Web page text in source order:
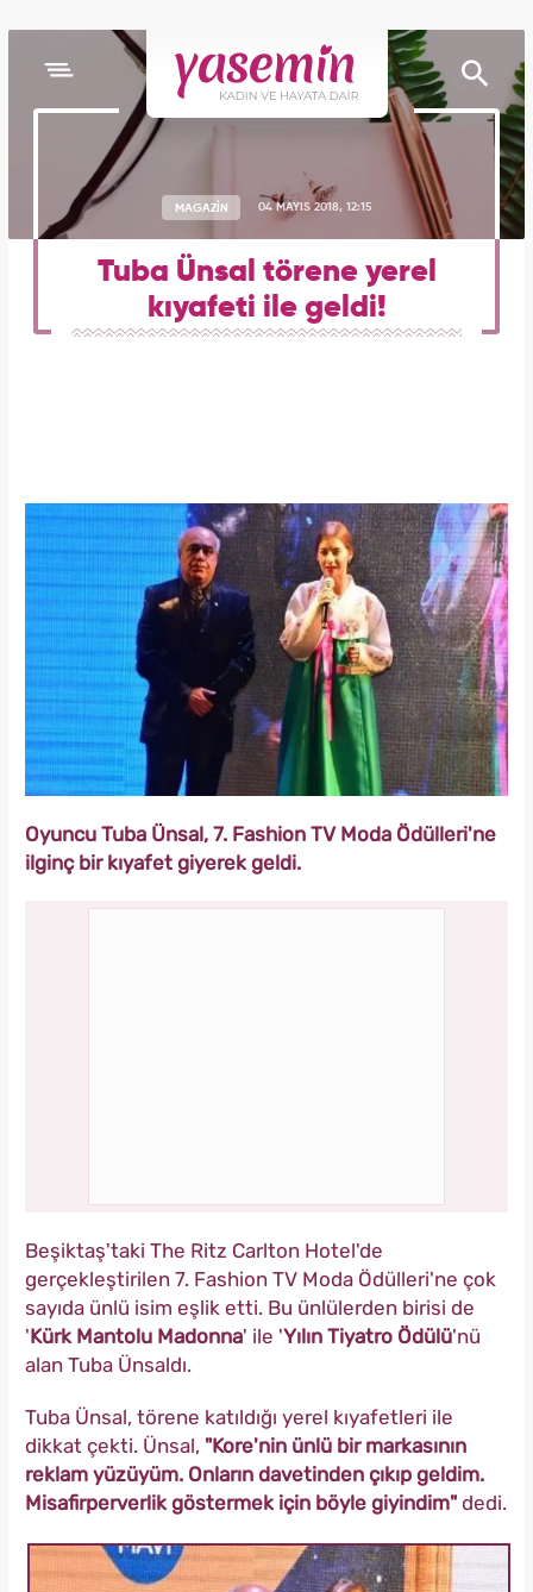
MAGAZİN 04 MAYIS 2018, 12:15
Tuba Ünsal törene yerel
kıyafeti ile geldi!
Oyuncu Tuba Ünsal, 7. Fashion TV Moda Ödülleri'ne
ilginç bir kıyafet giyerek geldi.
Beşiktaş'taki The Ritz Carlton Hotel'de
gerçekleştirilen 7. Fashion TV Moda Ödülleri'ne çok
sayıda ünlü isim eşlik etti. Bu ünlülerden birisi de
'Kürk Mantolu Madonna' ile 'Yılın Tiyatro Ödülü'nü
alan Tuba Ünsaldı.
Tuba Ünsal, törene katıldığı yerel kıyafetleri ile
dikkat çekti. Ünsal, "Kore'nin ünlü bir markasının
reklam yüzüyüm. Onların davetinden çıkıp geldim.
Misafirperverlik göstermek için böyle giyindim" dedi.